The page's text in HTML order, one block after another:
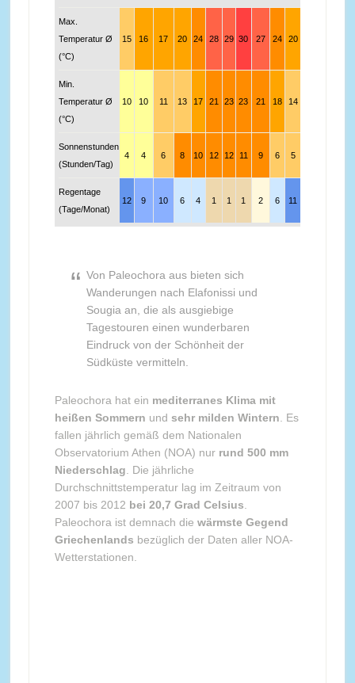
Max.
Temperatur Ø
(°C)
15 16 17 20 24 28 29 30 27 24 20
Min.
Temperatur Ø
(°C)
10 10 11 13 17 21 23 23 21 18 14
Sonnenstunden
(Stunden/Tag)
4 4 6 8 10 12 12 11 9 6 5
Regentage
(Tage/Monat)
12 9 10 6 4 1 1 1 2 6 11
Von Paleochora aus bieten sich
Wanderungen nach Elafonissi und
Sougia an, die als ausgiebige
Tagestouren einen wunderbaren
Eindruck von der Schönheit der
Südküste vermitteln.
Paleochora hat ein mediterranes Klima mit
heißen Sommern und sehr milden Wintern. Es
fallen jährlich gemäß dem Nationalen
Observatorium Athen (NOA) nur rund 500 mm
Niederschlag. Die jährliche
Durchschnittstemperatur lag im Zeitraum von
2007 bis 2012 bei 20,7 Grad Celsius.
Paleochora ist demnach die wärmste Gegend
Griechenlands bezüglich der Daten aller NOA-
Wetterstationen.